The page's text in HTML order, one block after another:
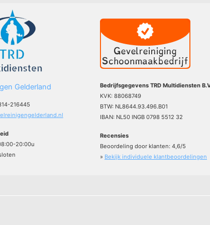
Gelderland
216445
20:00u
Bedrijfsgegevens TRD Multidiensten
KVK: 88068749
BTW: NL8644.93.496.B01
IBAN: NL50 INGB 0798 5512 32
Recensies
Beoordeling door klanten: 4,6/5
» Bekijk individuele klantbeoordelingen